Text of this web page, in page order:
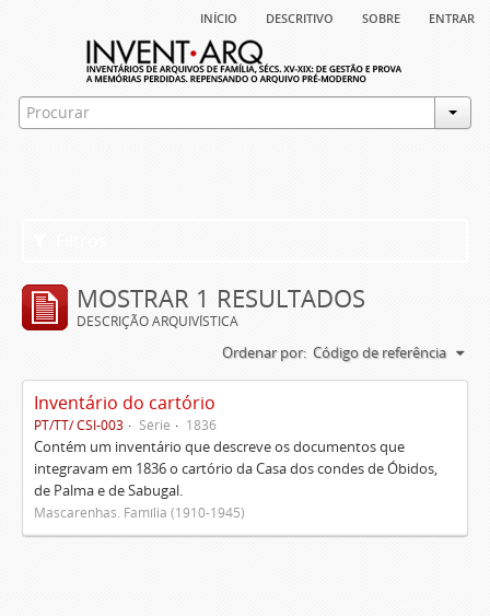
início descritivo sobre entrar
MOSTRAR 1 RESULTADOS
DESCRIÇÃO ARQUIVÍSTICA
Ordenar por: Código de referência
Inventário do cartório
PT/TT/ CSI-003 Série 1836
Contém um inventário que descreve os documentos que
integravam em 1836 o cartório da Casa dos condes de Óbidos,
de Palma e de Sabugal.
Mascarenhas. Família (1910-1945)